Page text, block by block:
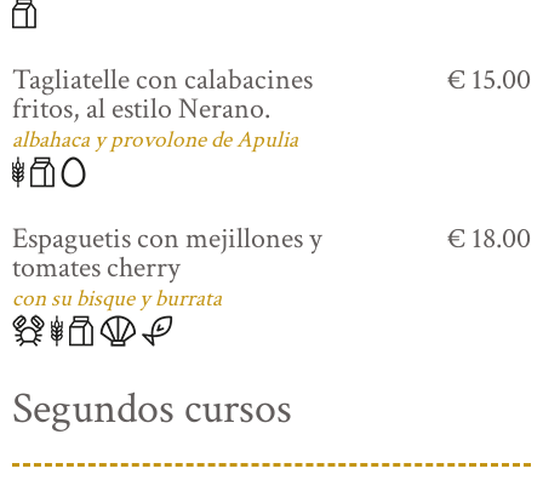
Tagliatelle con calabacines
fritos, al estilo Nerano.
albahaca y provolone de Apulia
€ 15.00
Espaguetis con mejillones y
tomates cherry
con su bisque y burrata
€ 18.00
Segundos cursos